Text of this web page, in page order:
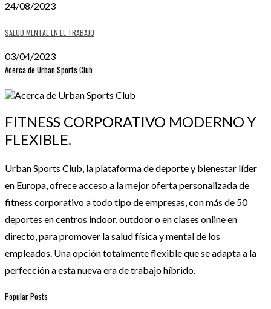
24/08/2023
SALUD MENTAL EN EL TRABAJO
03/04/2023
Acerca de Urban Sports Club
FITNESS CORPORATIVO MODERNO Y
FLEXIBLE.
Urban Sports Club, la plataforma de deporte y bienestar líder
en Europa, ofrece acceso a la mejor oferta personalizada de
fitness corporativo a todo tipo de empresas, con más de 50
deportes en centros indoor, outdoor o en clases online en
directo, para promover la salud física y mental de los
empleados. Una opción totalmente flexible que se adapta a la
perfección a esta nueva era de trabajo híbrido.
Popular Posts